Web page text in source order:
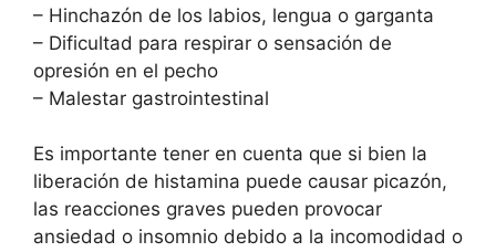
– Hinchazón de los labios, lengua o garganta
– Dificultad para respirar o sensación de
opresión en el pecho
– Malestar gastrointestinal
Es importante tener en cuenta que si bien la
liberación de histamina puede causar picazón,
las reacciones graves pueden provocar
ansiedad o insomnio debido a la incomodidad o